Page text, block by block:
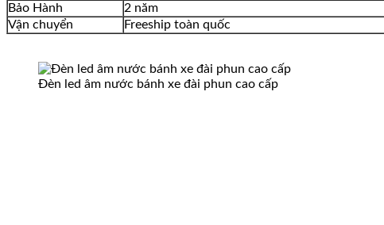
Bảo Hành
2 năm
Vận chuyển
Freeship toàn quốc
Đèn led âm nước bánh xe đài phun cao cấp